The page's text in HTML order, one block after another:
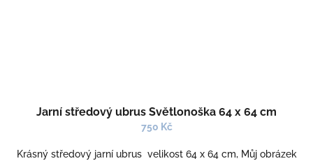
Jarní středový ubrus Světlonoška 64 x 64 cm
750 Kč
Krásný středový jarní ubrus velikost 64 x 64 cm, Můj obrázek